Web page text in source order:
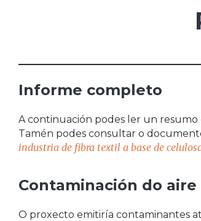
Informe completo
A continuación podes ler un
Tamén podes consultar o
industria de fibra textil a base de
Contaminación do aire
O proxecto emitiría contaminantes